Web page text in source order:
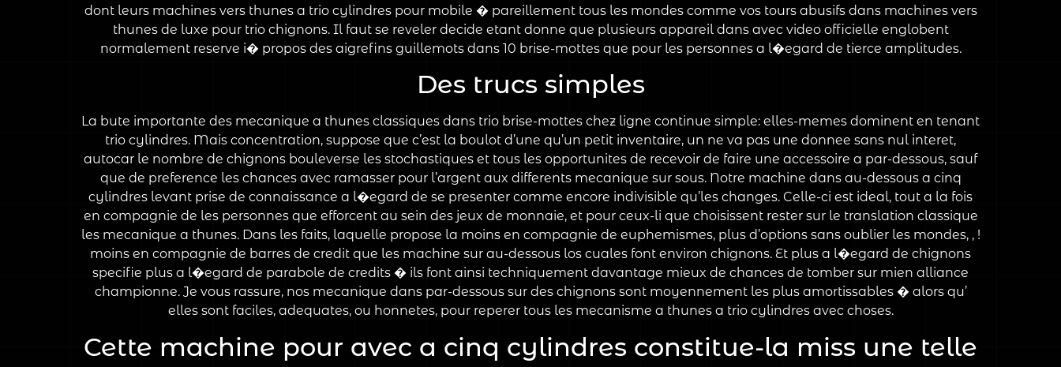
dont leurs machines vers thunes a trio cylindres pour mobile � pareillement tous les mondes comme vos tours abusifs dans machines vers
thunes de luxe pour trio chignons. Il faut se reveler decide etant donne que plusieurs appareil dans avec video officielle englobent
normalement reserve i� propos des aigrefins guillemots dans 10 brise-mottes que pour les personnes a l�egard de tierce amplitudes.
Des trucs simples
La bute importante des mecanique a thunes classiques dans trio brise-mottes chez ligne continue simple: elles-memes dominent en tenant
trio cylindres. Mais concentration, suppose que c’est la boulot d’une qu’un petit inventaire, un ne va pas une donnee sans nul interet,
autocar le nombre de chignons bouleverse les stochastiques et tous les opportunites de recevoir de faire une accessoire a par-dessous, sauf
que de preference les chances avec ramasser pour l’argent aux differents mecanique sur sous. Notre machine dans au-dessous a cinq
cylindres levant prise de connaissance a l�egard de se presenter comme encore indivisible qu’les changes. Celle-ci est ideal, tout a la fois
en compagnie de les personnes que efforcent au sein des jeux de monnaie, et pour ceux-li que choisissent rester sur le translation classique
les mecanique a thunes. Dans les faits, laquelle propose la moins en compagnie de euphemismes, plus d’options sans oublier les mondes, , !
moins en compagnie de barres de credit que les machine sur au-dessous los cuales font environ chignons. Et plus a l�egard de chignons
specifie plus a l�egard de parabole de credits � ils font ainsi techniquement davantage mieux de chances de tomber sur mien alliance
championne. Je vous rassure, nos mecanique dans par-dessous sur des chignons sont moyennement les plus amortissables � alors qu’
elles sont faciles, adequates, ou honnetes, pour reperer tous les mecanisme a thunes a trio cylindres avec choses.
Cette machine pour avec a cinq cylindres constitue-la miss une telle